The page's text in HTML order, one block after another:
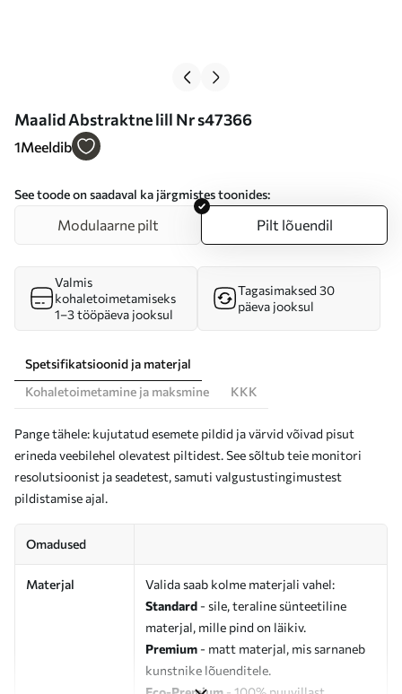
Maalid Abstraktne lill Nr s47366
1Meeldib
See toode on saadaval ka järgmistes toonides:
Modulaarne pilt Pilt lõuendil
Valmis
kohaletoimetamiseks
1–3 tööpäeva jooksul
Tagasimaksed 30
päeva jooksul
Spetsifikatsioonid ja materjal
Kohaletoimetamine ja maksmine
KKK
Pange tähele: kujutatud esemete pildid ja värvid võivad pisut
erineda veebilehel olevatest piltidest. See sõltub teie monitori
resolutsioonist ja seadetest, samuti valgustustingimustest
pildistamise ajal.
Omadused
Materjal
Valida saab kolme materjali vahel:
Standard - sile, teraline sünteetiline
materjal, mille pind on läikiv.
Premium - matt materjal, mis sarnaneb
kunstnike lõuenditele.